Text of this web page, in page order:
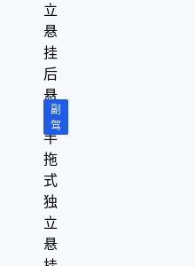
立
悬
挂
后
悬
架
半
拖
式
独
立
悬
副
驾